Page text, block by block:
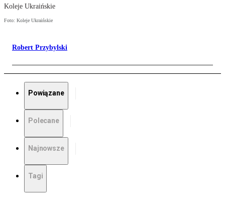
Koleje Ukraińskie
Foto: Koleje Ukraińskie
Robert Przybylski
Powiązane
Polecane
Najnowsze
Tagi